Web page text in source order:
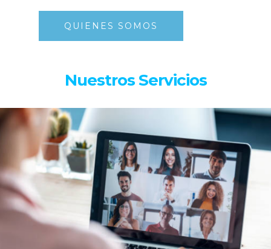
QUIENES SOMOS
Nuestros Servicios